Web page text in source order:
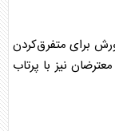
برای متفرق‌کردن
نیز با پرتاب